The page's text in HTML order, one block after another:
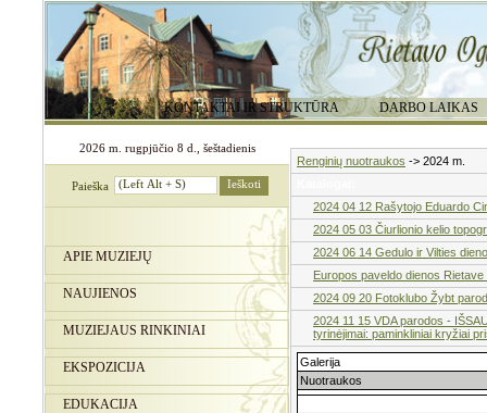
KONTAKTAI IR STRUKTŪRA DARBO LAIKAS
2026 m. rugpjūčio 8 d., šeštadienis
Paieška
APIE MUZIEJŲ
NAUJIENOS
MUZIEJAUS RINKINIAI
EKSPOZICIJA
EDUKACIJA
Renginių nuotraukos -> 2024 m.
2024 04 12 Rašytojo Eduardo
2024 05 03 Čiurlionio kelio
2024 06 14 Gedulo ir Vilties
Europos paveldo dienos Rietave
2024 09 20 Fotoklubo Žybt
2024 11 15 VDA parodos -
tyrinėjimai: paminkliniai kryžiai
Galerija
Nuotraukos